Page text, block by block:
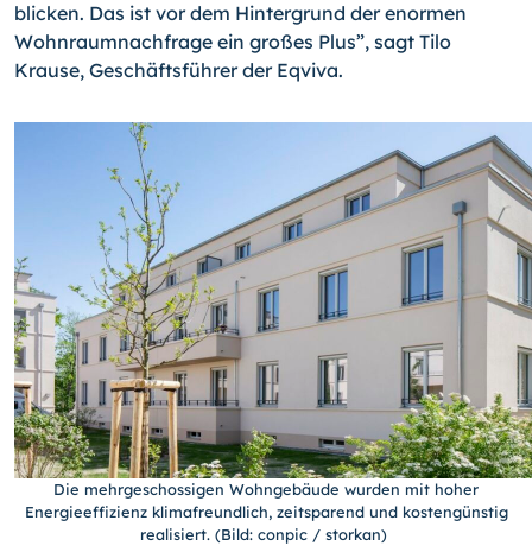
blicken. Das ist vor dem Hintergrund der enormen
Wohnraumnachfrage ein großes Plus”, sagt Tilo
Krause, Geschäftsführer der Eqviva.
Die mehrgeschossigen Wohngebäude wurden mit hoher
Energieeffizienz klimafreundlich, zeitsparend und kostengünstig
realisiert. (Bild: conpic / storkan)